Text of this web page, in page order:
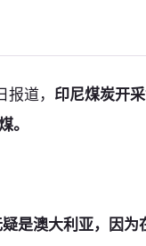
道， 印尼煤炭开
。
是澳大利亚，因